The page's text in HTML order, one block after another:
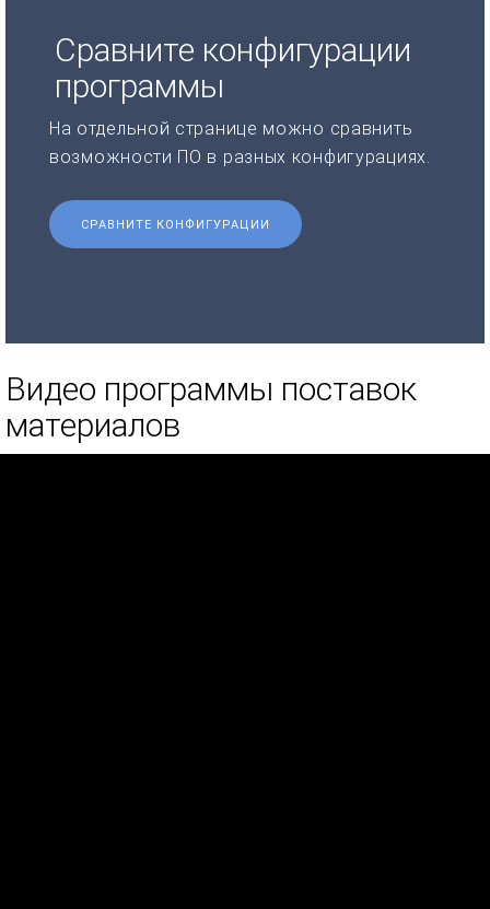
Сравните конфигурации
программы
На отдельной странице можно сравнить
возможности ПО в разных конфигурациях.
СРАВНИТЕ КОНФИГУРАЦИИ
Видео программы поставок
материалов